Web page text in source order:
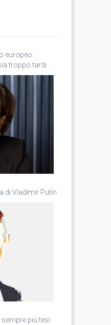
europeo:
troppo tardi
di Vladimir Putin
più tesi